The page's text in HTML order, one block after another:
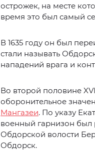
острожек, на месте
время это был самый
В 1635 году он был
стали называть
нападений врага и
Во второй половине
оборонительное
Мангазеи. По указу
военный гарнизон был
Обдорской волости
Обдорск.